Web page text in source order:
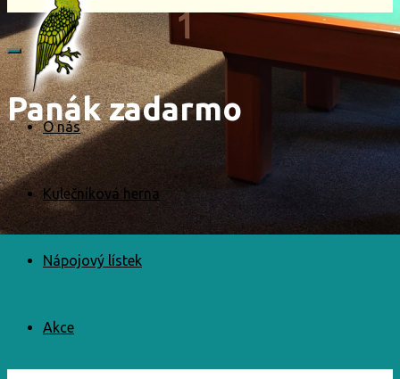
O nás
Kulečníková herna
Nápojový lístek
Akce
Panák zadarmo